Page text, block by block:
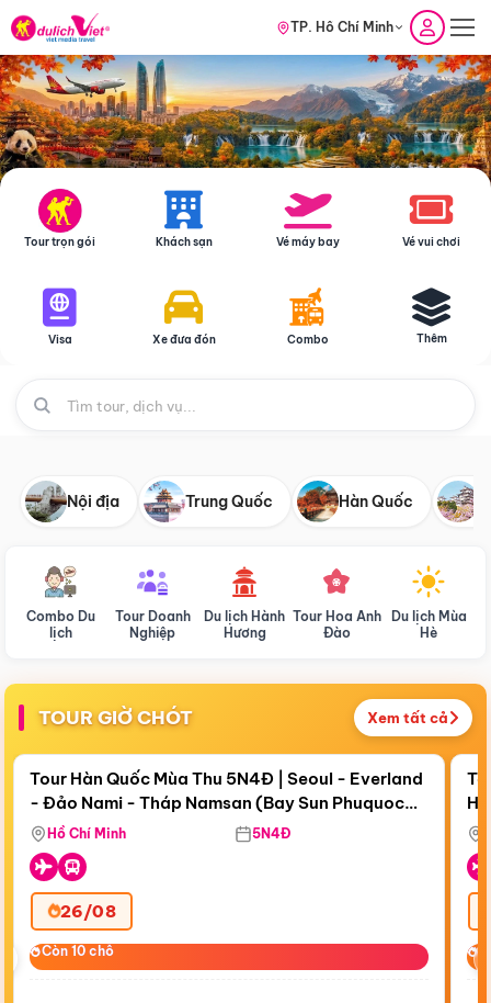
TP. Hồ Chí Minh
Tour trọn gói Khách sạn Vé máy bay Vé vui chơi
Visa Xe đưa đón Combo Thêm
Nội địa Trung Quốc Hàn Quốc
Combo Du
lịch
Tour Doanh
Nghiệp
Du lịch Hành
Hương
Tour Hoa Anh
Đào
Du lịch Mùa
Hè
TOUR GIỜ CHÓT Xem tất cả
Còn18 ngày 23:57:24
Điểm nổi bật
Tour Hàn Quốc Mùa Thu 5N4Đ | Seoul - Everland
- Đảo Nami - Tháp Namsan (Bay Sun Phuquoc
Airways)
Hồ Chí Minh 5N4Đ
26/08
Còn 10 chỗ
Còn 10 chỗ